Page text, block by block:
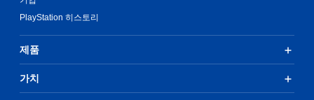
PlayStation 히스토리
제품
가치